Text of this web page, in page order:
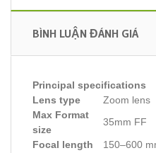
BÌNH LUẬN ĐÁNH GIÁ
Principal specifications
Lens type
Zoom lens
Max Format
size
35mm FF
Focal length
150–600